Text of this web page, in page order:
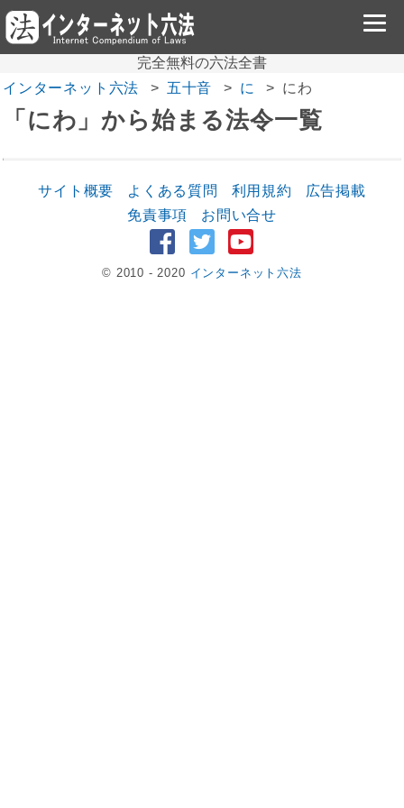
完全無料の六法全書
インターネット六法
五十音 に にわ
「にわ」から始まる法令一覧
サイト概要 よくある質問 利用規約
広告掲載
免責事項
お問い合せ
© 2010 - 2020 インターネット六法